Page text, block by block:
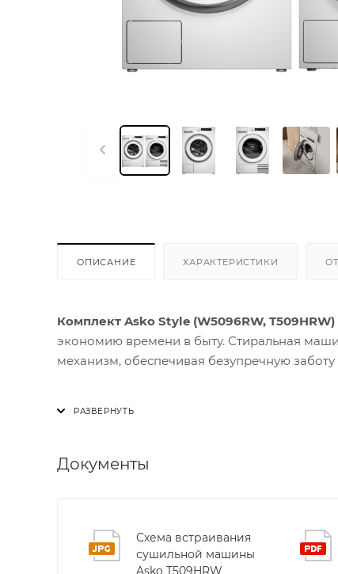
ОПИСАНИЕ ХАРАКТЕРИСТИКИ
Комплект Asko Style (W5096RW, T509HRW)
экономию времени в быту. Стиральная
механизм, обеспечивая безупречную
эффективности. Тихая работа позволяет
защищает одежду от усадки и износа,
Документы
Схема встраивания
сушильной машины
Asko T509HRW